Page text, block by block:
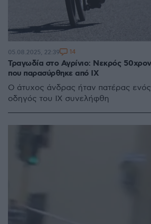
Τραγωδία στο Αγρίνιο: Νεκρός
που παρασύρθηκε από ΙΧ
Ο άτυχος άνδρας ήταν πατέρας ενός
οδηγός του ΙΧ συνελήφθη
05.08.2025, 22:39 14